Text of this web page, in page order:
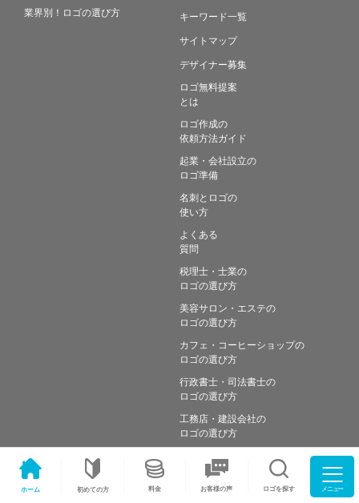
ホーム 初めての方 料金 お客様の声 ロゴを探す メニュー
業界別！ロゴの選び方
キーワード一覧
サイトマップ
デザイナー募集
ロゴ無料提案
とは
ロゴ作成の
依頼方法ガイド
起業・会社設立の
ロゴ準備
名刺とロゴの
使い方
よくある
質問
税理士・士業の
ロゴの選び方
美容サロン・エステの
ロゴの選び方
カフェ・コーヒーショップの
ロゴの選び方
行政書士・司法書士の
ロゴの選び方
工務店・建設会社の
ロゴの選び方
Copyright © Simple works Inc. All Rights Reserved.